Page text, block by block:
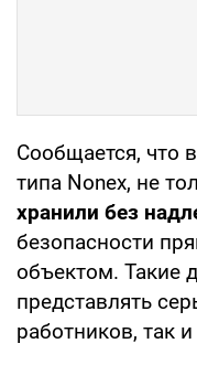
Сообщается, что
типа Nonex, не
хранили без
безопасности
объектом. Такие
представлять
работников, так